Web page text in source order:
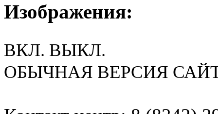
Изображения:
ВКЛ. ВЫКЛ.
ОБЫЧНАЯ ВЕРСИЯ